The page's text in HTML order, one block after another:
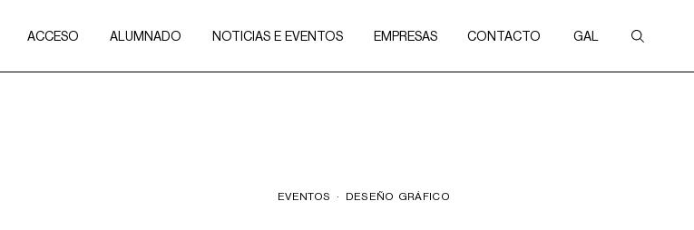
ACCESO ALUMNADO NOTICIAS E EVENTOS EMPRESAS CONTACTO GAL
EVENTOS · DESEÑO GRÁFICO